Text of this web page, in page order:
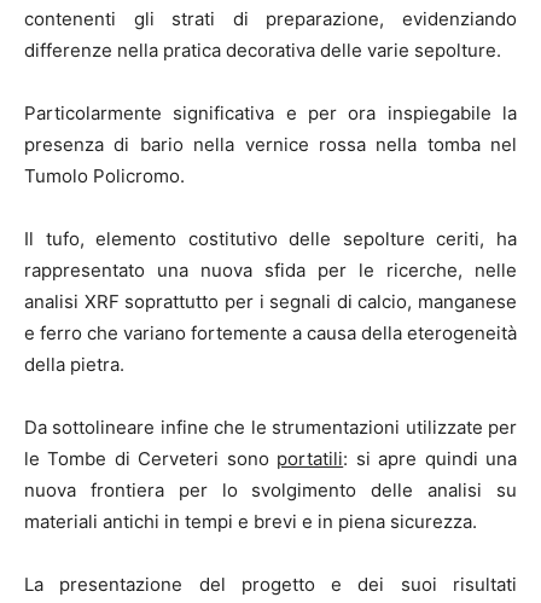
contenenti gli strati di preparazione, evidenziando
differenze nella pratica decorativa delle varie sepolture.
Particolarmente significativa e per ora inspiegabile la
presenza di bario nella vernice rossa nella tomba nel
Tumolo Policromo.
Il tufo, elemento costitutivo delle sepolture ceriti, ha
rappresentato una nuova sfida per le ricerche, nelle
analisi XRF soprattutto per i segnali di calcio, manganese
e ferro che variano fortemente a causa della eterogeneità
della pietra.
Da sottolineare infine che le strumentazioni utilizzate per
le Tombe di Cerveteri sono portatili: si apre quindi una
nuova frontiera per lo svolgimento delle analisi su
materiali antichi in tempi e brevi e in piena sicurezza.
La presentazione del progetto e dei suoi risultati